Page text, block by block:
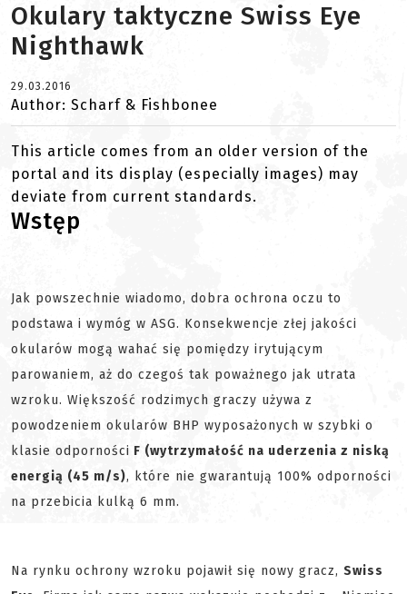
Okulary taktyczne Swiss Eye
Nighthawk
29.03.2016
Author: Scharf & Fishbonee
This article comes from an older version of the
portal and its display (especially images) may
deviate from current standards.
Wstęp
Jak powszechnie wiadomo, dobra ochrona oczu to
podstawa i wymóg w ASG. Konsekwencje złej jakości
okularów mogą wahać się pomiędzy irytującym
parowaniem, aż do czegoś tak poważnego jak utrata
wzroku. Większość rodzimych graczy używa z
powodzeniem okularów BHP wyposażonych w szybki o
klasie odporności F (wytrzymałość na uderzenia z niską
energią (45 m/s), które nie gwarantują 100% odporności
na przebicia kulką 6 mm.
Na rynku ochrony wzroku pojawił się nowy gracz, Swiss